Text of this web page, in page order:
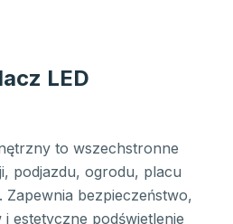
LED
to wszechstronne
podjazdu, ogrodu, placu
bezpieczeństwo,
estetyczne podświetlenie